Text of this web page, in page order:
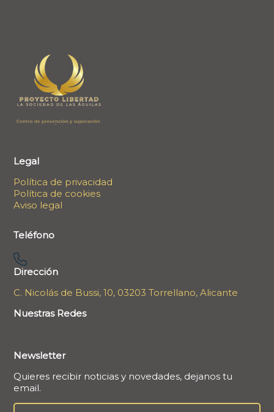
Legal
Política de privacidad
Política de cookies
Aviso legal
Teléfono
Dirección
C. Nicolás de Bussi, 10, 03203 Torrellano, Alicante
Nuestras Redes
Newsletter
Quieres recibir noticias y novedades, dejanos tu
email.